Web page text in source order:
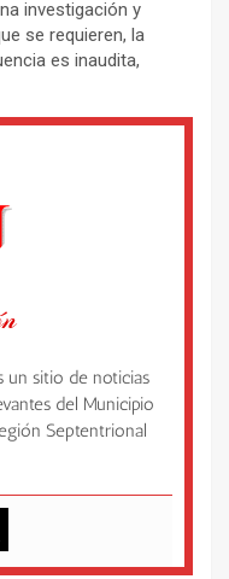
investigación y
se requieren, la
es inaudita,
un sitio de noticias
del Municipio
Septentrional